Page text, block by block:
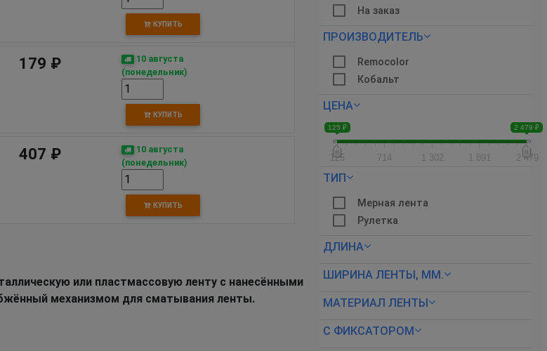
На заказ
ПРОИЗВОДИТЕЛЬ
Remocolor
Кобальт
ЦЕНА
125 ₽ 2 479 ₽
125 714 1 302 1 891 2 479
ТИП
Мерная лента
Рулетка
ДЛИНА
ШИРИНА ЛЕНТЫ, ММ.
МАТЕРИАЛ ЛЕНТЫ
С ФИКСАТОРОМ
КУПИТЬ
179 ₽
10 августа
(понедельник)
КУПИТЬ
407 ₽
10 августа
(понедельник)
КУПИТЬ
или пластмассовую ленту с нанесёнными
механизмом для сматывания ленты.